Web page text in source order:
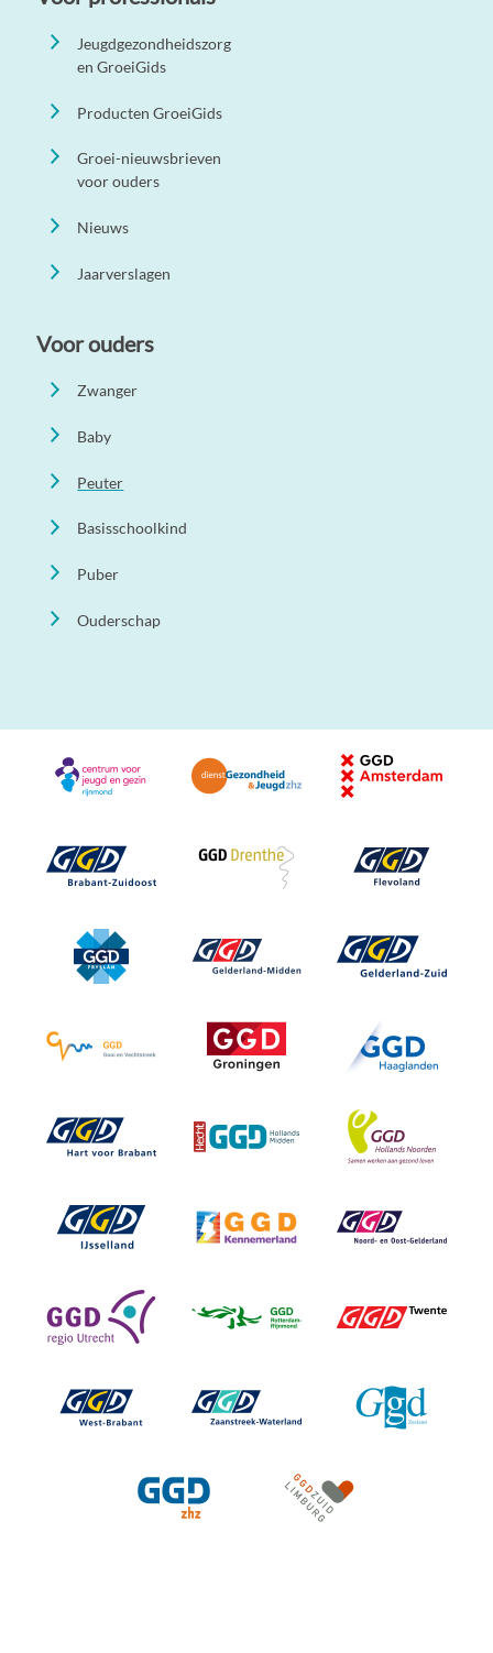
Jeugdgezondheidszorg
en GroeiGids
Producten GroeiGids
Groei-nieuwsbrieven
voor ouders
Nieuws
Jaarverslagen
Voor ouders
Zwanger
Baby
Peuter
Basisschoolkind
Puber
Ouderschap